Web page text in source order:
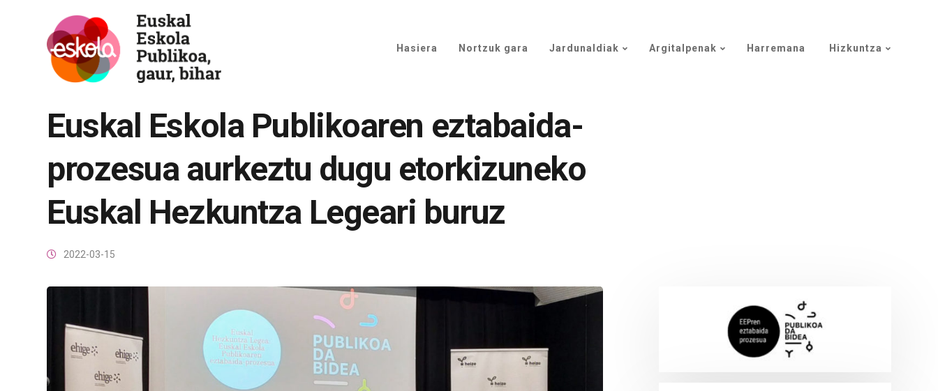
Hasiera Nortzuk gara Jardunaldiak Argitalpenak Harremana Hizkuntza
Euskal Eskola Publikoaren eztabaida-
prozesua aurkeztu dugu etorkizuneko
Euskal Hezkuntza Legeari buruz
2022-03-15